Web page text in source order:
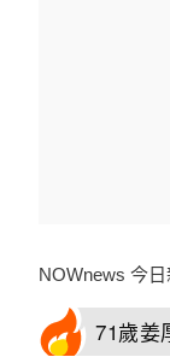
NOWnews 今日
71歲姜